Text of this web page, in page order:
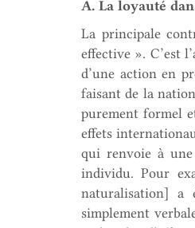
A. La loyauté
La principale
effective ». C’est
d’une action en
faisant de la
purement formel
effets
qui renvoie à
individu. Pour
naturalisation] a
simplement